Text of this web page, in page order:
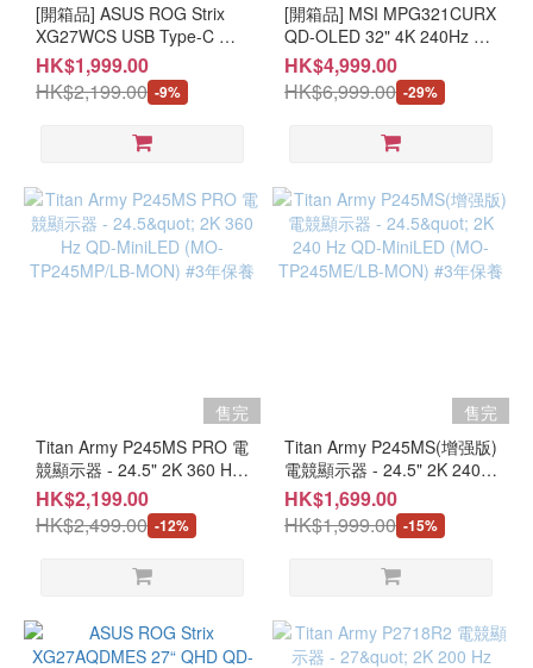
面
板
類
型
Mini-
LED
(4)
曲
面
瑩
幕
[開箱品] ASUS ROG Strix
XG27WCS USB Type-C 電
競顯示器 – 27吋
2560x1440，曲面，
180Hz（144Hz 以上），
Extreme Low Motion Blur，
DisplayWidget Center，三腳
架插孔，HDR (MO-
AX27WCS+LB-MON)
HK$1,999.00
HK$2,199.00 -9%
[開箱品] MSI MPG321CURX
QD-OLED 32" 4K 240Hz 曲
面量子點電競顯示器 (MO-
MP32CQO/CE-ACPC/LB-
MON) SN:D6T074A00352
單據及購買電郵
HK$4,999.00
HK$6,999.00 -29%
售完
Titan Army P245MS PRO 電
競顯示器 - 24.5" 2K 360 Hz
QD-MiniLED (MO-
TP245MP/LB-MON) #3年保
養
HK$2,199.00
HK$2,499.00 -12%
售完
Titan Army P245MS(增强版)
電競顯示器 - 24.5" 2K 240
Hz QD-MiniLED (MO-
TP245ME/LB-MON) #3年保
養
HK$1,699.00
HK$1,999.00 -15%